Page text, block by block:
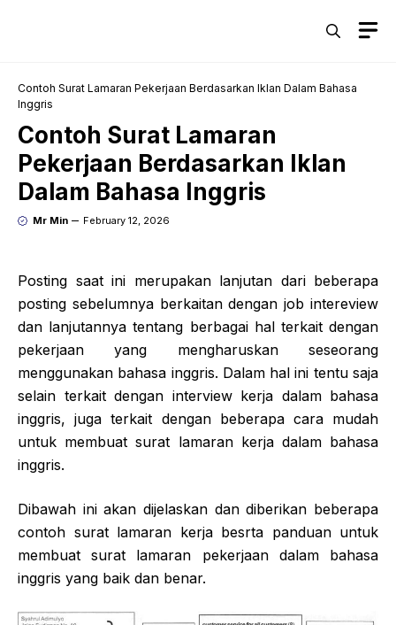
Contoh Surat Lamaran Pekerjaan Berdasarkan Iklan Dalam Bahasa
Inggris
Contoh Surat Lamaran
Pekerjaan Berdasarkan Iklan
Dalam Bahasa Inggris
Mr Min February 12, 2026
Posting saat ini merupakan lanjutan dari beberapa
posting sebelumnya berkaitan dengan job intereview
dan lanjutannya tentang berbagai hal terkait dengan
pekerjaan yang mengharuskan seseorang
menggunakan bahasa inggris. Dalam hal ini tentu saja
selain terkait dengan interview kerja dalam bahasa
inggris, juga terkait dengan beberapa cara mudah
untuk membuat surat lamaran kerja dalam bahasa
inggris.
Dibawah ini akan dijelaskan dan diberikan beberapa
contoh surat lamaran kerja besrta panduan untuk
membuat surat lamaran pekerjaan dalam bahasa
inggris yang baik dan benar.